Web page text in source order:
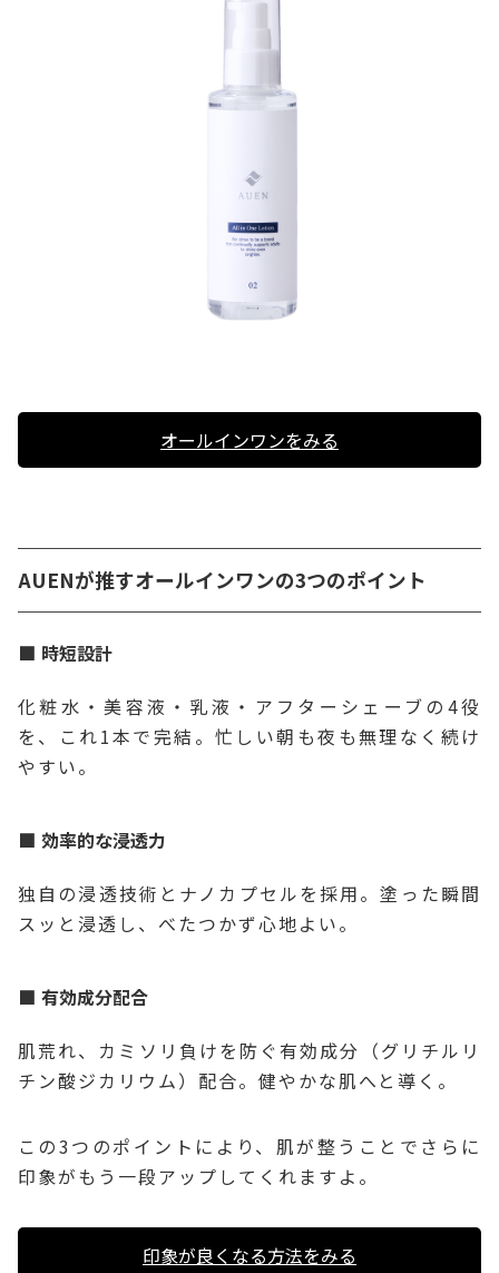
オールインワンをみる
AUENが推すオールインワンの3つのポイント
時短設計
化粧水・美容液・乳液・アフターシェーブの4役
を、これ1本で完結。忙しい朝も夜も無理なく続け
やすい。
効率的な浸透力
独自の浸透技術とナノカプセルを採用。塗った瞬間
スッと浸透し、べたつかず心地よい。
有効成分配合
肌荒れ、カミソリ負けを防ぐ有効成分（グリチルリ
チン酸ジカリウム）配合。健やかな肌へと導く。
この3つのポイントにより、肌が整うことでさらに
印象がもう一段アップしてくれますよ。
印象が良くなる方法をみる